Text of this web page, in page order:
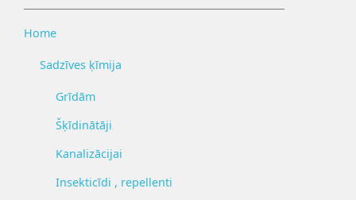
Home
Sadzīves ķīmija
Grīdām
Šķīdinātāji
Kanalizācijai
Insekticīdi , repellenti